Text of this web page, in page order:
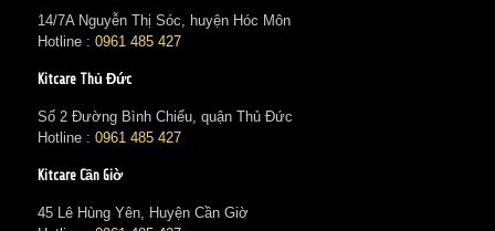
14/7A Nguyễn Thị Sóc, huyện Hóc Môn
Hotline : 0961 485 427
Kitcare Thủ Đức
Số 2 Đường Bình Chiểu, quận Thủ Đức
Hotline : 0961 485 427
Kitcare Cần Giờ
45 Lê Hùng Yên, Huyện Cần Giờ